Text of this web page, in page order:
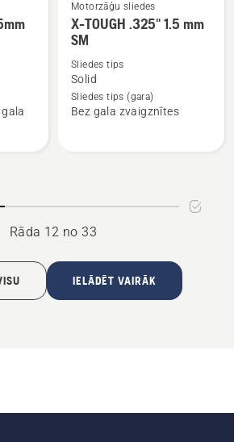
Skatīt
vairāk
par
TOUGH
Motorzāģu sliedes
X-TOUGH .325" 1.5 mm
SM
Sliedes tips
Solid
Sliedes tips (gara)
Bez gala zvaigznītes
Rāda 12 no 33
IELĀDĒT VAIRĀK